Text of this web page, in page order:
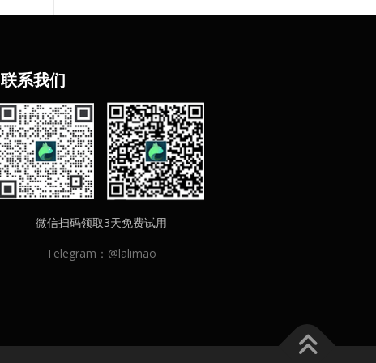
联系我们
微信扫码领取3天免费试用
Telegram：@lalimao